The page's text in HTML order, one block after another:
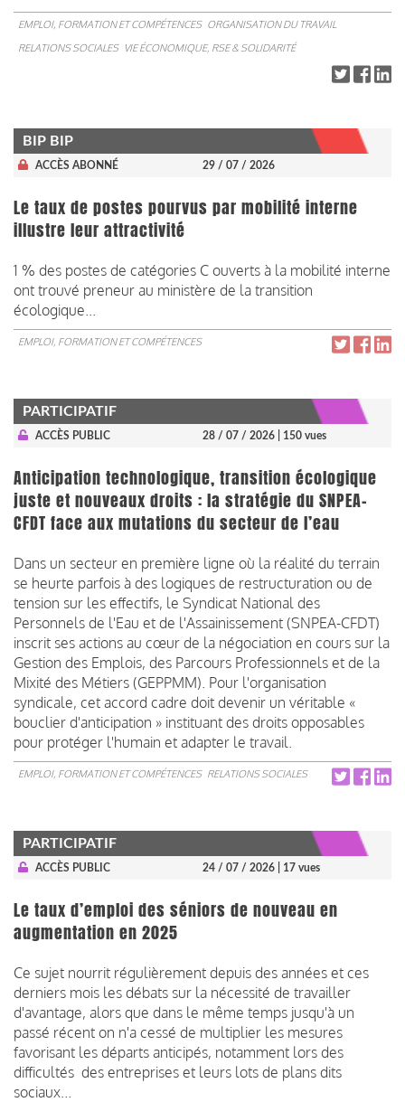
EMPLOI, FORMATION ET COMPÉTENCES ORGANISATION DU TRAVAIL
RELATIONS SOCIALES VIE ÉCONOMIQUE, RSE & SOLIDARITÉ
BIP BIP
ACCÈS ABONNÉ 29 / 07 / 2026
Le taux de postes pourvus par mobilité interne
illustre leur attractivité
1 % des postes de catégories C ouverts à la mobilité interne
ont trouvé preneur au ministère de la transition
écologique...
EMPLOI, FORMATION ET COMPÉTENCES
PARTICIPATIF
ACCÈS PUBLIC 28 / 07 / 2026 | 150 vues
Anticipation technologique, transition écologique
juste et nouveaux droits : la stratégie du SNPEA-
CFDT face aux mutations du secteur de l’eau
Dans un secteur en première ligne où la réalité du terrain
se heurte parfois à des logiques de restructuration ou de
tension sur les effectifs, le Syndicat National des
Personnels de l'Eau et de l'Assainissement (SNPEA-CFDT)
inscrit ses actions au cœur de la négociation en cours sur la
Gestion des Emplois, des Parcours Professionnels et de la
Mixité des Métiers (GEPPMM). Pour l'organisation
syndicale, cet accord cadre doit devenir un véritable «
bouclier d'anticipation » instituant des droits opposables
pour protéger l'humain et adapter le travail.
EMPLOI, FORMATION ET COMPÉTENCES RELATIONS SOCIALES
PARTICIPATIF
ACCÈS PUBLIC 24 / 07 / 2026 | 17 vues
Le taux d’emploi des séniors de nouveau en
augmentation en 2025
Ce sujet nourrit régulièrement depuis des années et ces
derniers mois les débats sur la nécessité de travailler
d'avantage, alors que dans le même temps jusqu'à un
passé récent on n'a cessé de multiplier les mesures
favorisant les départs anticipés, notamment lors des
difficultés des entreprises et leurs lots de plans dits
sociaux...